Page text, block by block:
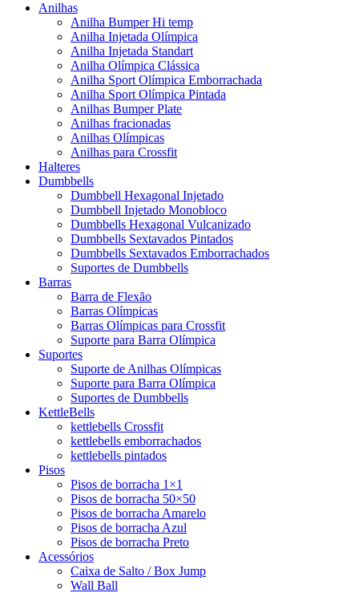
Anilhas
Anilha Bumper Hi temp
Anilha Injetada Olímpica
Anilha Injetada Standart
Anilha Olímpica Clássica
Anilha Sport Olímpica Emborrachada
Anilha Sport Olímpica Pintada
Anilhas Bumper Plate
Anilhas fracionadas
Anilhas Olímpicas
Anilhas para Crossfit
Halteres
Dumbbells
Dumbbell Hexagonal Injetado
Dumbbell Injetado Monobloco
Dumbbells Hexagonal Vulcanizado
Dumbbells Sextavados Pintados
Dumbbells Sextavados Emborrachados
Suportes de Dumbbells
Barras
Barra de Flexão
Barras Olímpicas
Barras Olímpicas para Crossfit
Suporte para Barra Olímpica
Suportes
Suporte de Anilhas Olímpicas
Suporte para Barra Olímpica
Suportes de Dumbbells
KettleBells
kettlebells Crossfit
kettlebells emborrachados
kettlebells pintados
Pisos
Pisos de borracha 1×1
Pisos de borracha 50×50
Pisos de borracha Amarelo
Pisos de borracha Azul
Pisos de borracha Preto
Acessórios
Caixa de Salto / Box Jump
Wall Ball